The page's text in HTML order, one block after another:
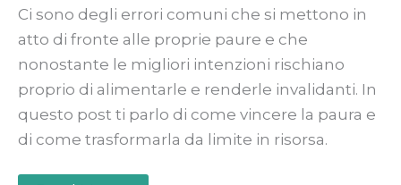
Ci sono degli errori comuni che si mettono in
atto di fronte alle proprie paure e che
nonostante le migliori intenzioni rischiano
proprio di alimentarle e renderle invalidanti. In
questo post ti parlo di come vincere la paura e
di come trasformarla da limite in risorsa.